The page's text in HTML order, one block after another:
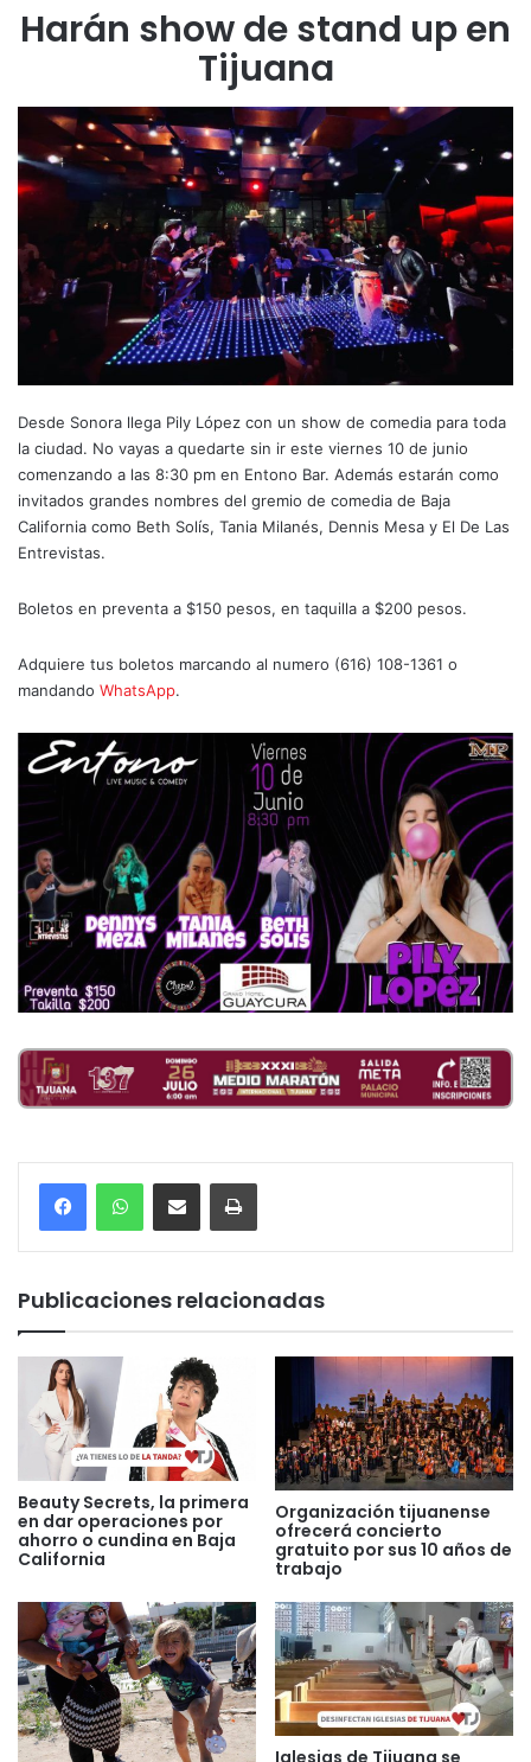
Harán show de stand up en
Tijuana
Desde Sonora llega Pily López con un show de comedia para toda
la ciudad. No vayas a quedarte sin ir este viernes 10 de junio
comenzando a las 8:30 pm en Entono Bar. Además estarán como
invitados grandes nombres del gremio de comedia de Baja
California como Beth Solís, Tania Milanés, Dennis Mesa y El De Las
Entrevistas.
Boletos en preventa a $150 pesos, en taquilla a $200 pesos.
Adquiere tus boletos marcando al numero (616) 108-1361 o
mandando WhatsApp.
Compartir por correo electrónicoImprimir
Publicaciones relacionadas
Beauty Secrets, la primera
en dar operaciones por
ahorro o cundina en Baja
California
Organización tijuanense
ofrecerá concierto
gratuito por sus 10 años de
trabajo